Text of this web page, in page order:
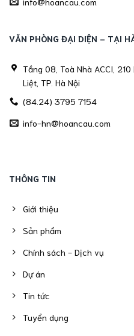
VĂN PHÒNG ĐẠI DIỆN - TẠI
Tầng 08, Toà Nhà ACCI,
Liệt, TP. Hà Nội
(84.24) 3795 7154
info-hn@hoancau.com
THÔNG TIN
Giới thiệu
Sản phẩm
Chính sách - Dịch vụ
Dự án
Tin tức
Tuyển dụng